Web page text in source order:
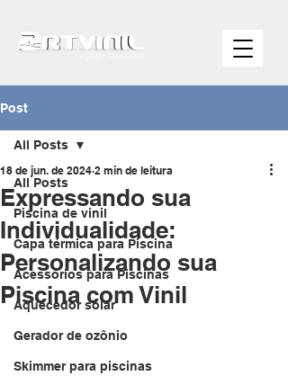
Post
All Posts
Piscina de vinil
Capa térmica para Piscina
Acessórios para Piscinas
Aquecedor solar
Gerador de ozônio
Skimmer para piscinas
All Posts
Expressando sua
Individualidade:
Personalizando sua
Piscina com Vinil
18 de jun. de 2024 2 min de leitura